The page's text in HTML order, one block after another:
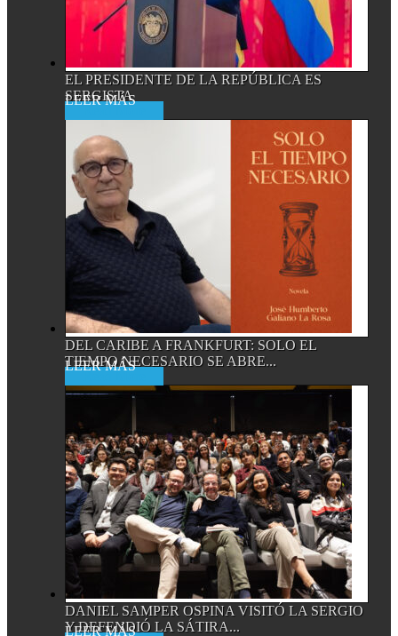
EL PRESIDENTE DE LA REPÚBLICA ES
SERGISTA
DEL CARIBE A FRANKFURT: SOLO EL
TIEMPO NECESARIO SE ABRE...
DANIEL SAMPER OSPINA VISITÓ LA SERGIO
Y DEFENDIÓ LA SÁTIRA...